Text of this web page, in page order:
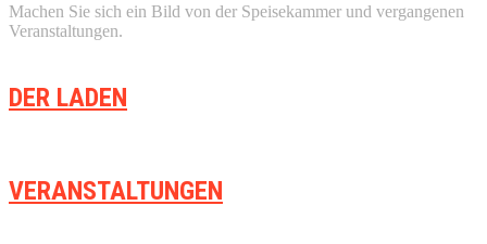
Machen Sie sich ein Bild von der Speisekammer und vergangenen
Veranstaltungen.
DER LADEN
VERANSTALTUNGEN